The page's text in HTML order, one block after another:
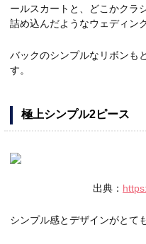
ールスカートと、どこかクラ
詰め込んだようなウェディン
バックのシンプルなリボンも
す。
極上シンプル2ピース
出典：
シンプル感とデザインがとて